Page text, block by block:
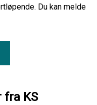
Du kan melde
fra KS